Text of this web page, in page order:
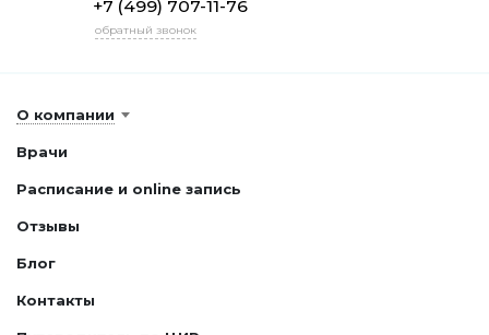
+7 (499) 707-11-76
обратный звонок
О компании
Врачи
Расписание и online запись
Отзывы
Блог
Контакты